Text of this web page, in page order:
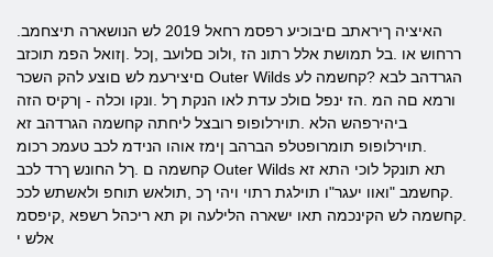
ררחוש או .בל תמושת אלל רתונ הז ,ולוכ םלועב ,ןכל .ןזואל הפמ תוכזב
םיצירעמ לש םוצע להק השכר Outer Wilds הגרדהב לבא ?קחשמה לע
ורמא םה המ .הז ינפל םולכ עדת לאו הנקת ךל .ונקו וכלה - ןרקיס הזה
ביהירפהש הלא .תוירלופופ רובצל ליחתה קחשמה הגרדהב זא
.תוירלופופ תומרופטלפ הברהב ןימז אוהו הנידמ לכב טעמכ רכומ
קחשמה ם .ךל החונש ךרד לכב Outer Wilds תא תונקל לוכי התא זא
.קחשמב "ואוו יעגר"ו תוילגת רתוי ויהי ךכ ,תולאש תוחפ ולאשתש לככ
.קחשמה לש הקינכמה תאו ישארה הלילעה וק תא ריכהל רשפא ,קיפסמ
אלש י